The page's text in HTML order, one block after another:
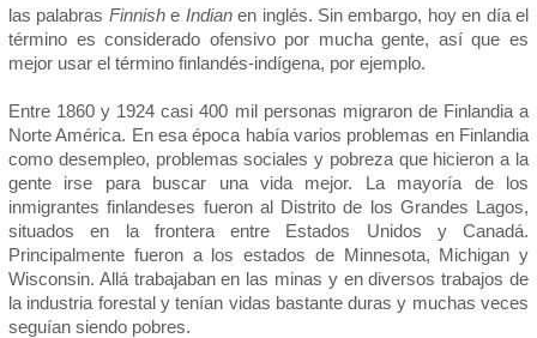
las palabras Finnishe Indianen inglés. Sin embargo, hoy en día el
término es considerado ofensivo por mucha gente, así que es
mejor usar el término finlandés-indígena, por ejemplo.
Entre 1860 y 1924 casi 400 mil personas migraron de Finlandia a
Norte América. En esa época había varios problemas en Finlandia
como desempleo, problemas sociales y pobreza que hicieron a la
gente irse para buscar una vida mejor. La mayoría de los
inmigrantes finlandeses fueron al Distrito de los Grandes Lagos,
situados en la frontera entre Estados Unidos y Canadá.
Principalmente fueron a los estados de Minnesota, Michigan y
Wisconsin. Allá trabajaban en las minas y en diversos trabajos de
la industria forestal y tenían vidas bastante duras y muchas veces
seguían siendo pobres.